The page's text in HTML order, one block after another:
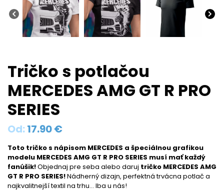
Tričko s potlačou
MERCEDES AMG GT R PRO
SERIES
Od:17.90€
Toto tričko s nápisom MERCEDES a špeciálnou grafikou
modelu MERCEDES AMG GT R PRO SERIES musí mať každý
fanúšik!Objednaj pre seba alebo daruj tričko MERCEDES AMG
GT R PRO SERIES!Nádherný dizajn, perfektná trvácna potlač a
najkvalitnejší textil na trhu… Iba u nás!